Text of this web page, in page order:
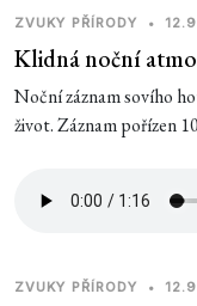
ZVUKY PŘÍRODY •
Klidná noční
Noční záznam sovího
život. Záznam pořízen
ZVUKY PŘÍRODY •